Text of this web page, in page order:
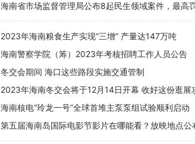
海南省市场监督管理局公布8起民生领域案件，最高
2023年海南粮食生产实现“三增” 产量达147万吨
海南警察学院（筹）2023年考核招聘工作人员公告
冬交会期间 海口这些路段实施交通管制
2023年海南冬交会将于12月14日开幕 收好这份逛
海南核电“玲龙一号”全球首堆主泵泵组试验顺利启动
第五届海南岛国际电影节影片在哪能看？放映地点